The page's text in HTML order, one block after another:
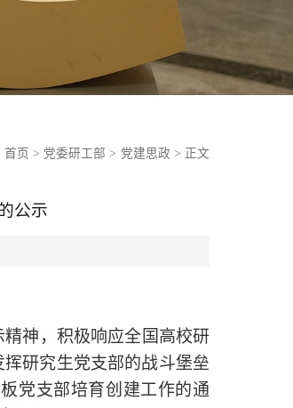
首页 > 党委研工部 > 党建思政 > 正文
公示
神，积极响应全国高校研
研究生党支部的战斗堡垒
党支部培育创建工作的通